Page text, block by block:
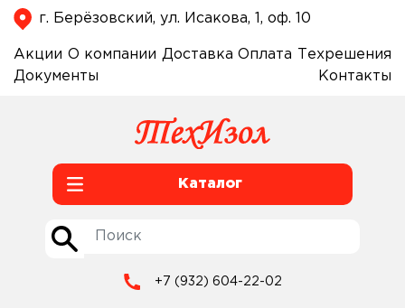
г. Берёзовский, ул. Исакова, 1, оф. 10
Акции О компании Доставка Оплата
Техрешения
Документы
Контакты
Каталог
+7 (932) 604-22-02